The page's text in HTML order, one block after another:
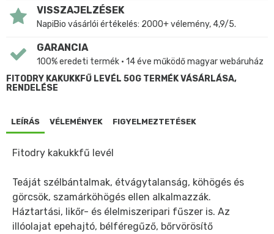
VISSZAJELZÉSEK
NapiBio vásárlói értékelés: 2000+ vélemény, 4,9/5.
GARANCIA
100% eredeti termék • 14 éve működő magyar webáruház
FITODRY KAKUKKFŰ LEVÉL 50G TERMÉK VÁSÁRLÁSA,
RENDELÉSE
LEÍRÁS VÉLEMÉNYEK FIGYELMEZTETÉSEK
Fitodry kakukkfű levél
Teáját szélbántalmak, étvágytalanság, köhögés és
görcsök, szamárköhögés ellen alkalmazzák.
Háztartási, likőr- és élelmiszeripari fűszer is. Az
illóolajat epehajtó, bélféregűző, bőrvörösítő